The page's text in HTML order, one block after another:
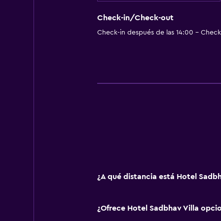
Cambio de divisas
Servicio de habitaciones
Mostrador de información
Unidad accesible para personas
Check-in/Check-out
Check-in después de las 14:00 -
¿A qué distancia está Hotel
¿Ofrece Hotel Sadbhav Villa